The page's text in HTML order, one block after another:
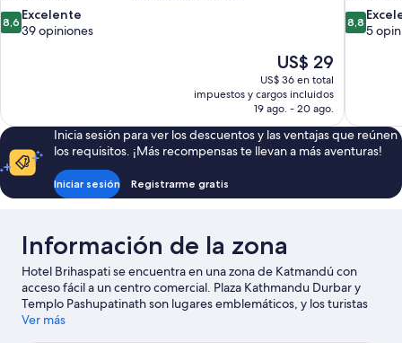
8.6
de
8,6 Excelente
39 opiniones
El
precio
actual
es
de
US$ 29
US$ 29
US$ 36 en total
impuestos y cargos incluidos
19 ago. - 20 ago.
8.8
de
8,8
5
Inicia sesión para ver los descuentos y las ventajas que reúnen
los requisitos. ¡Más recompensas te llevan a más aventuras!
Iniciar sesión Registrarme gratis
Información de la zona
Hotel Brihaspati se encuentra en una zona de Katmandú con
acceso fácil a un centro comercial. Plaza Kathmandu Durbar y
Templo Pashupatinath son lugares emblemáticos, y los turistas
que quieran ir de compras pueden visitar Durbar Marg.
Ver más